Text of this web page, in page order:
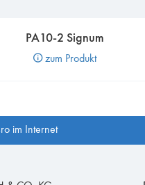
PA10-2 Signum
zum Produkt
im Internet